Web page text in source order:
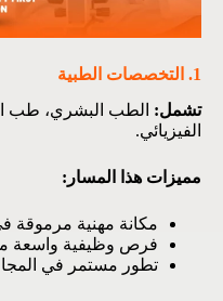
1. التخصصات الطبية
تشمل: الطب البشري، طب
الفيزيائي.
مميزات هذا المسار:
مكانة مهنية مرموقة
فرص وظيفية واسعة
تطور مستمر في